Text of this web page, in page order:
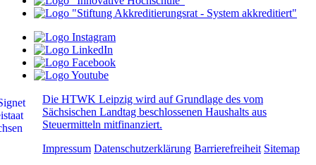
Die HTWK Leipzig wird auf Grundlage des vom
Sächsischen Landtag beschlossenen Haushalts aus
Steuermitteln mitfinanziert.
Impressum Datenschutzerklärung Barrierefreiheit Sitemap